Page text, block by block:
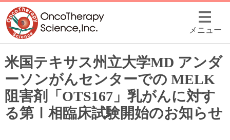
メニュー
米国テキサス州立大学MD アンダ
ーソンがんセンターでの MELK
阻害剤「OTS167」乳がんに対す
る第Ⅰ相臨床試験開始のお知らせ